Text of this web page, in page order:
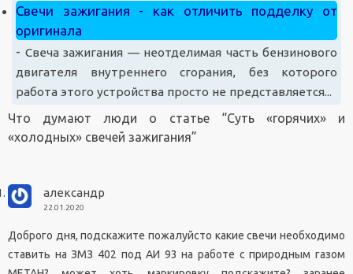
Свечи зажигания - как отличить подделку от
оригинала
- Свеча зажигания — неотделимая часть бензинового
двигателя внутреннего сгорания, без которого
работа этого устройства просто не представляется...
Что думают люди о статье “Суть «горячих» и
«холодных» свечей зажигания”
александр
22.01.2020
Доброго дня, подскажите пожалуйсто какие свечи необходимо
ставить на ЗМЗ 402 под АИ 93 на работе с природным газом